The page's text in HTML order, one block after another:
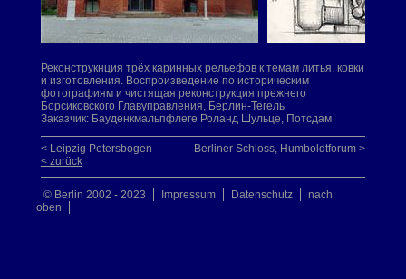
Реконструкнция трёх каринных рельефов к темам литья, ковки
и изготовления. Воспроизведение по историческим
фотографиям и чистящая реконструкция прежнего
Борсиковского Главуправления, Берлин-Тегель
Заказчик: Бауденкмальпфлеге Роланд Шульце, Потсдам
Berliner Schloss, Humboldtforum >
< Leipzig Petersbogen
< zurück
© Berlin 2002 - 2023 Impressum Datenschutz
nach
oben